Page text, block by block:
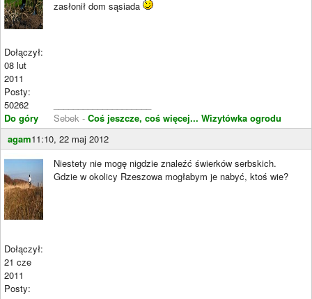
Dołączył:
08 lut
2011
Posty:
50262
Do góry
zasłonił dom sąsiada
Sebek - Coś jeszcze, coś więcej... Wizytówka ogrodu
agam11:10, 22 maj 2012
Dołączył:
21 cze
2011
Posty:
Niestety nie mogę nigdzie znaleźć świerków serbskich.
Gdzie w okolicy Rzeszowa mogłabym je nabyć, ktoś wie?